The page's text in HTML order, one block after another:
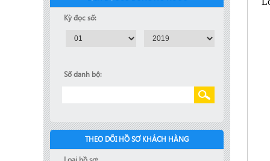
Kỳ đọc số:
Số danh bộ:
THEO DÕI HỒ SƠ KHÁCH HÀNG